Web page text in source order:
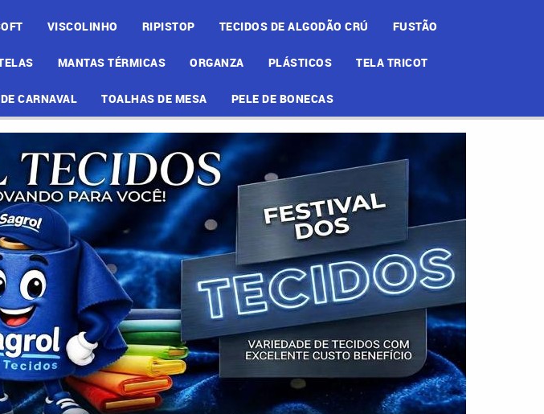
VISCOLINHO RIPISTOP TECIDOS DE ALGODÃO CRÚ FUSTÃO
MANTAS TÉRMICAS ORGANZA PLÁSTICOS TELA TRICOT
CARNAVAL TOALHAS DE MESA PELE DE BONECAS